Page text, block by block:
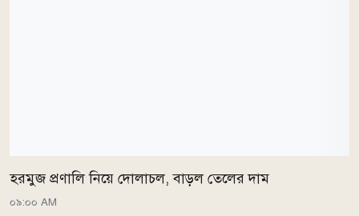
হরমুজ প্রণালি নিয়ে দোলাচল, বাড়ল তেলের দাম
০৯:০০ AM